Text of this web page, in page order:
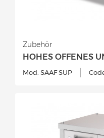
HOHES OFFENES
Zubehör
Mod. SAAF SUP